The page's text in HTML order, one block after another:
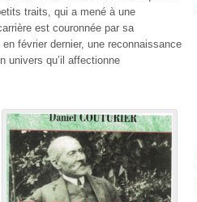
traits, qui a mené à une
est couronnée par sa
en février dernier, une reconnaissance
univers qu’il affectionne